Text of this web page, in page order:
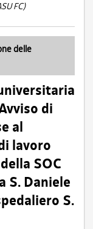
FC)
delle
di
al
lavoro
SOC
S. Daniele
S.